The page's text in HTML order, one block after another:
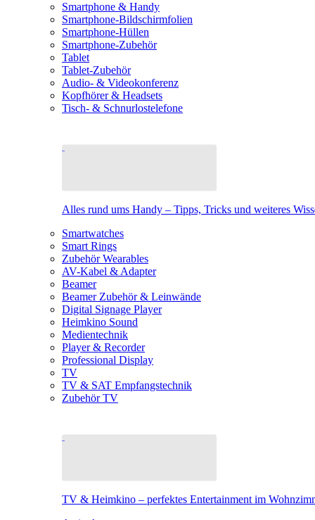
Smartphone & Handy
Smartphone-Bildschirmfolien
Smartphone-Hüllen
Smartphone-Zubehör
Tablet
Tablet-Zubehör
Audio- & Videokonferenz
Kopfhörer & Headsets
Tisch- & Schnurlostelefone
Alles rund ums Handy – Tipps, Tricks und weiteres
Smartwatches
Smart Rings
Zubehör Wearables
AV-Kabel & Adapter
Beamer
Beamer Zubehör & Leinwände
Digital Signage Player
Heimkino Sound
Medientechnik
Player & Recorder
Professional Display
TV
TV & SAT Empfangstechnik
Zubehör TV
TV & Heimkino – perfektes Entertainment im